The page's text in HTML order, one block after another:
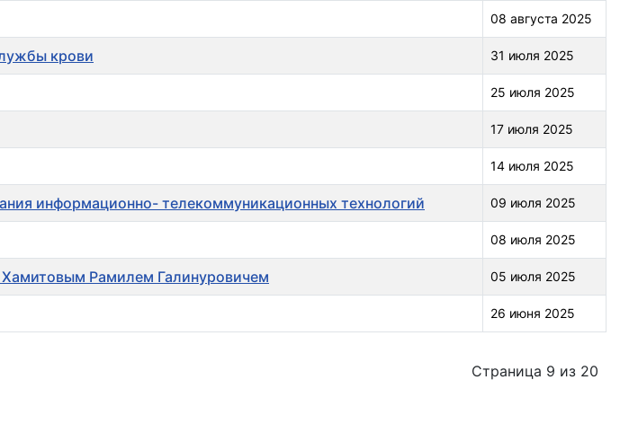
08 августа 2025
крови 31 июля 2025
25 июля 2025
17 июля 2025
14 июля 2025
информационно- телекоммуникационных технологий 09 июля 2025
08 июля 2025
Рамилем Галинуровичем 05 июля 2025
26 июня 2025
Страница 9 из 20